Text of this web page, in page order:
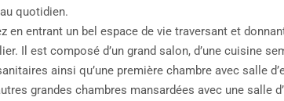
quotidien.
en entrant un bel espace de vie traversant et
Il est composé d’un grand salon, d’une cuisine
ainsi qu’une première chambre avec salle
grandes chambres mansardées avec une salle